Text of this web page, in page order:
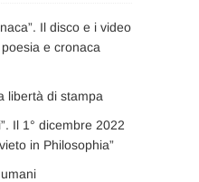
Il disco e i video
e cronaca
libertà di stampa
Il 1° dicembre 2022
in Philosophia”